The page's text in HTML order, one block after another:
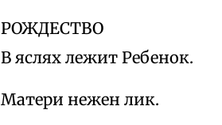
РОЖДЕСТВО
В яслях лежит Ребенок.
Матери нежен лик.